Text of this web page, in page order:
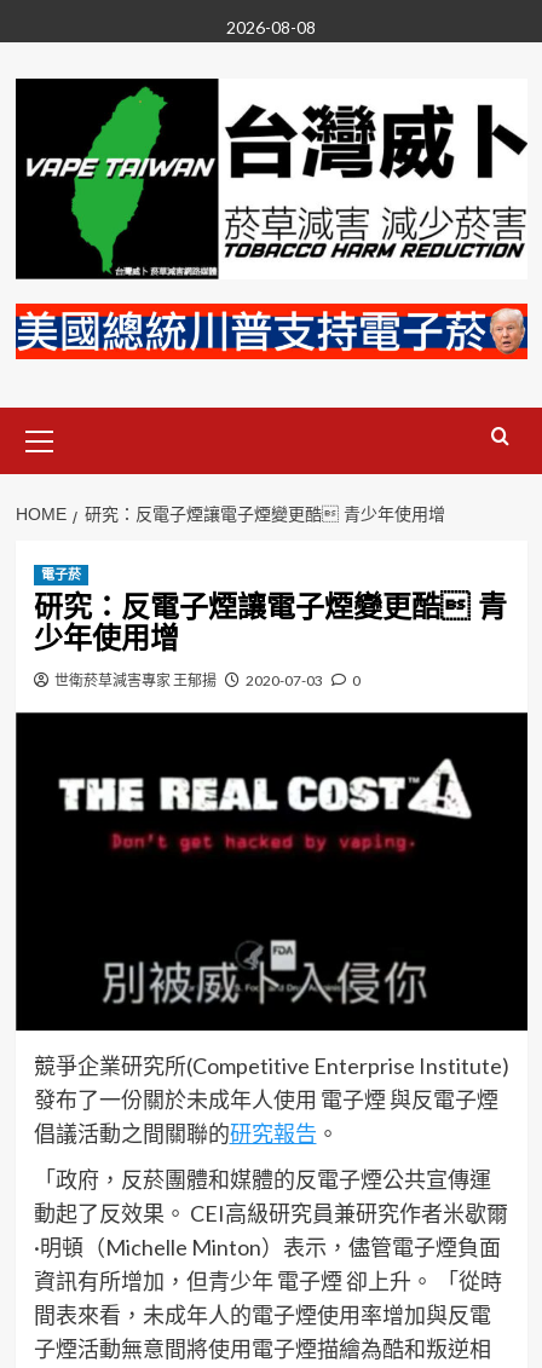
to
content
2026-08-08
Menu
HOME 研究：反電子煙讓電子煙變更酷 青少年使用增
電子菸
研究：反電子煙讓電子煙變更酷 青
少年使用增
世衛菸草減害專家 王郁揚 2020-07-03 0
競爭企業研究所(Competitive Enterprise Institute)
發布了一份關於未成年人使用 電子煙 與反電子煙
倡議活動之間關聯的研究報告 。
「政府，反菸團體和媒體的反電子煙公共宣傳運
動起了反效果。 CEI高級研究員兼研究作者米歇爾
·明頓（Michelle Minton）表示，儘管電子煙負面
資訊有所增加，但青少年 電子煙 卻上升。 「從時
間表來看，未成年人的電子煙使用率增加與反電
子煙活動無意間將使用電子煙描繪為酷和叛逆相